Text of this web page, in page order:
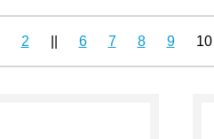
2 6 7 8 9 10